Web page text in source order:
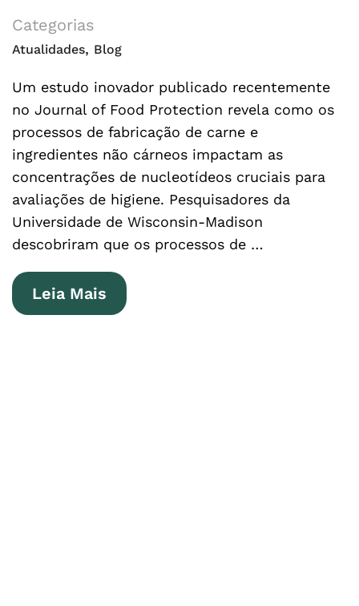
Categorias
Atualidades, Blog
Um estudo inovador publicado recentemente
no Journal of Food Protection revela como os
processos de fabricação de carne e
ingredientes não cárneos impactam as
concentrações de nucleotídeos cruciais para
avaliações de higiene. Pesquisadores da
Universidade de Wisconsin-Madison
descobriram que os processos de …
Leia Mais